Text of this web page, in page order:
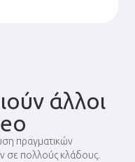
άλλοι
πραγματικών
σε πολλούς κλάδους.